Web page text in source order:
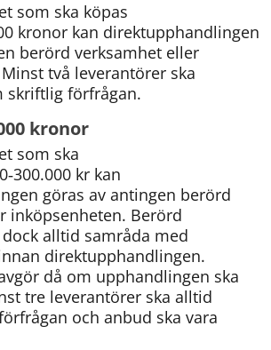
som ska köpas
kronor kan direkt­upphandlingen
berörd verksamhet eller
två leverantörer ska
skriftlig förfrågan.
kronor
som ska
kr kan
göras av antingen berörd
inköpsenheten. Berörd
alltid samråda med
direktupphandlingen.
då om upphandlingen ska
tre leverantörer ska alltid
och anbud ska vara